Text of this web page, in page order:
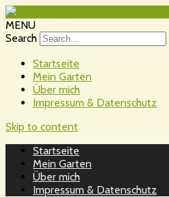
MENU
Search
Startseite
Mein Garten
Über mich
Impressum & Datenschutz
Skip to content
Startseite
Mein Garten
Über mich
Impressum & Datenschutz